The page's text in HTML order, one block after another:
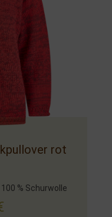
rot
% Schurwolle